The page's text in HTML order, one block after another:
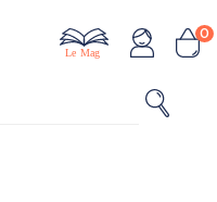
0
Le Mag